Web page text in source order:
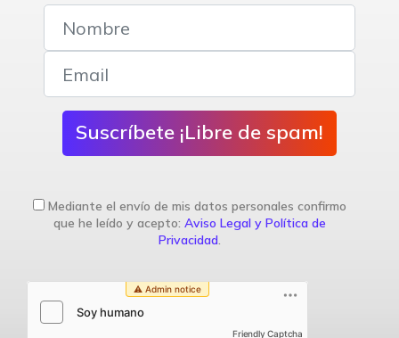
Suscríbete ¡Libre de spam!
Mediante el envío de mis datos personales confirmo
que he leído y acepto: Aviso Legal y Política de
Privacidad.
Friendly Captcha